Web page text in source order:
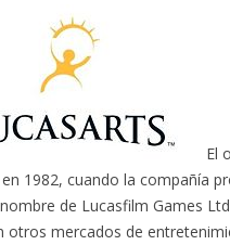
El
1982, cuando la compañía
de Lucasfilm Games
otros mercados de